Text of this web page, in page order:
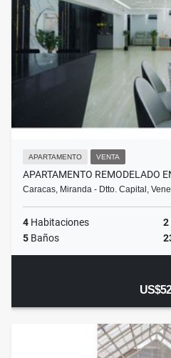
APARTAMENTO VENTA
APARTAMENTO REMODELADO
Caracas, Miranda - Dtto. Capital,
4 Habitaciones 2
5 Baños